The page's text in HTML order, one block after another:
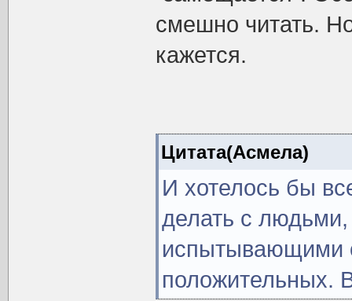
смешно читать.
кажется.
Цитата(Асмела)
И хотелось бы
делать с
испытывающими
положительных.